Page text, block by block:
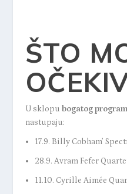
ŠTO
U sklopu bogatog
nastupaju:
17.9. Billy Cobham’
28.9. Avram Fefer
11.10. Cyrille Aimée